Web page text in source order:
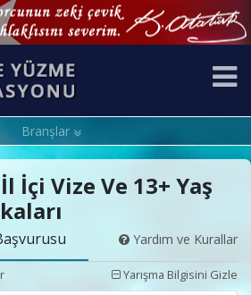
Branşlar
İçi Vize Ve 13+ Yaş
Yardım ve Kurallar
Yarışma Bilgisini Gizle